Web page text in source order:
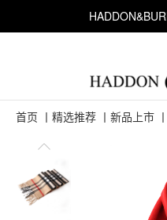
首页 丨 精选推荐 丨 新品上市 丨